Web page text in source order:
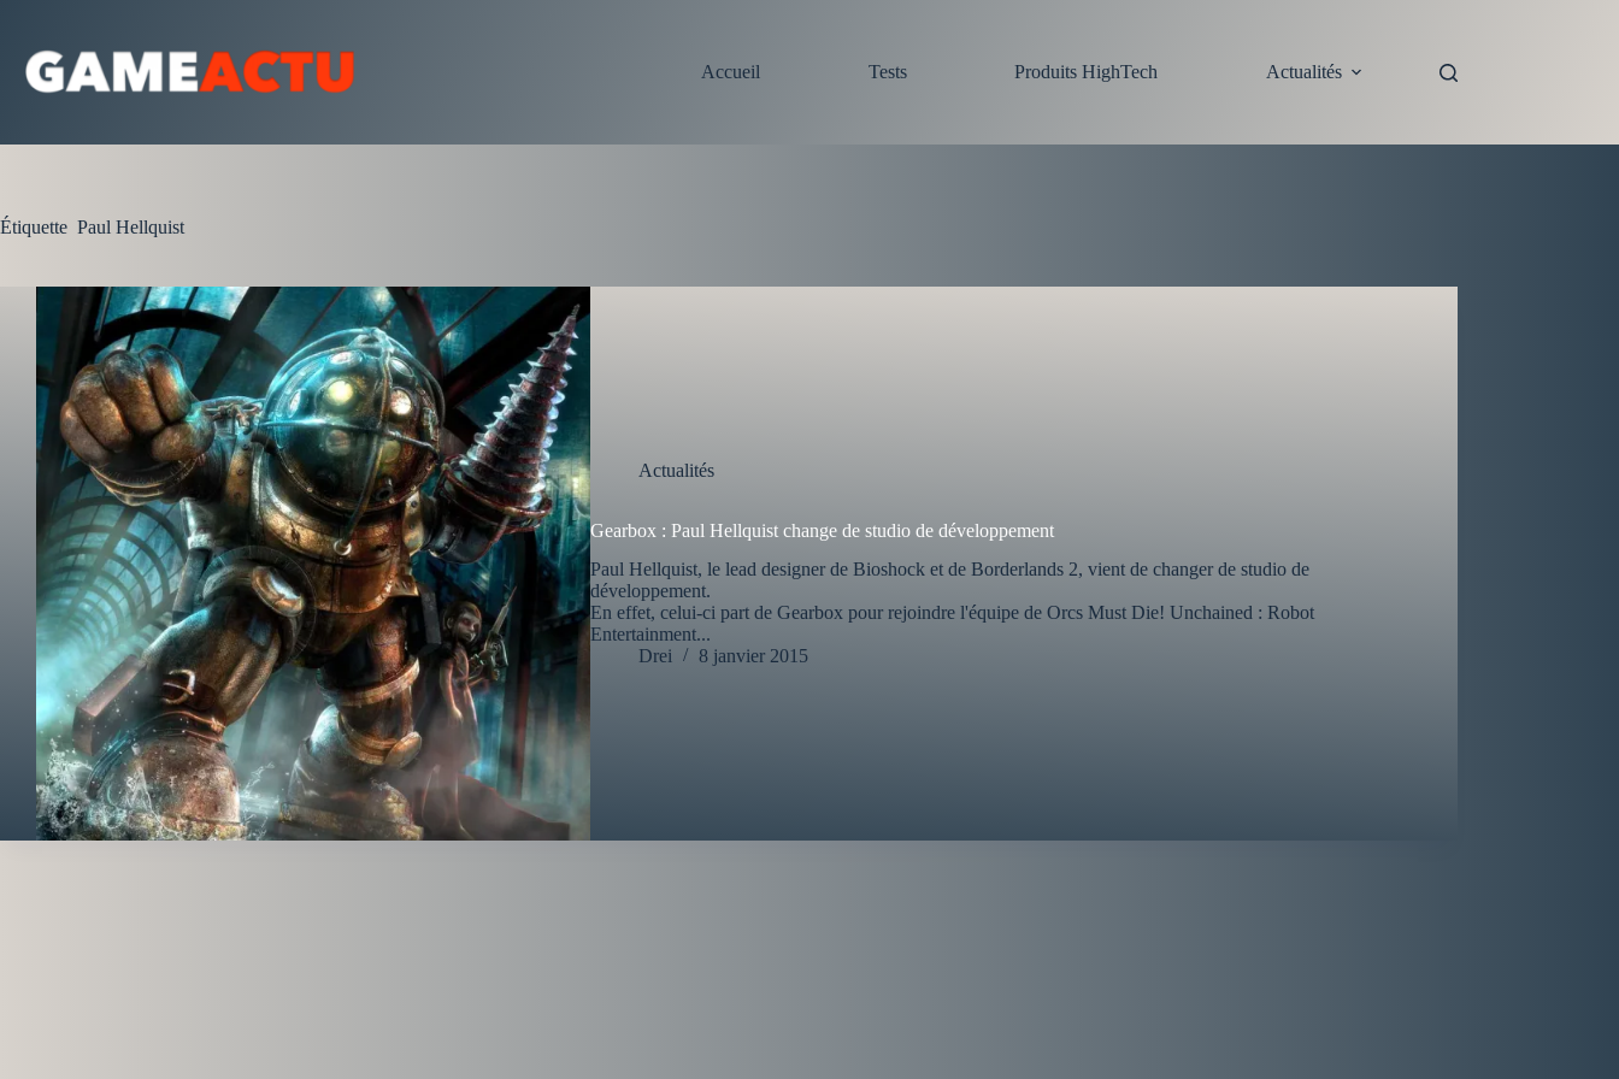
contenu
Accueil
Tests Produits HighTech Actualités
Étiquette Paul Hellquist
Actualités
Gearbox : Paul Hellquist change de studio de développement
Paul Hellquist, le lead designer de Bioshock et de Borderlands 2, vient de changer de studio de
développement.
En effet, celui-ci part de Gearbox pour rejoindre l'équipe de Orcs Must Die! Unchained : Robot
Entertainment...
Drei
8 janvier 2015